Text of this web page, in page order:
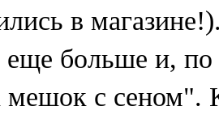
в
еще больше и, по
мешок с сеном".